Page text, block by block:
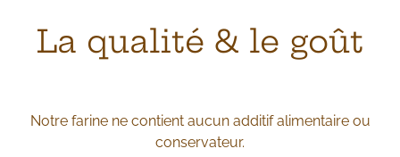
La qualité & le goût
Notre farine ne contient aucun additif alimentaire ou
conservateur.